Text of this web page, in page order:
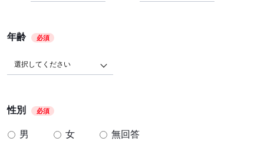
年齢 必須
選択してください
性別 必須
男 女 無回答